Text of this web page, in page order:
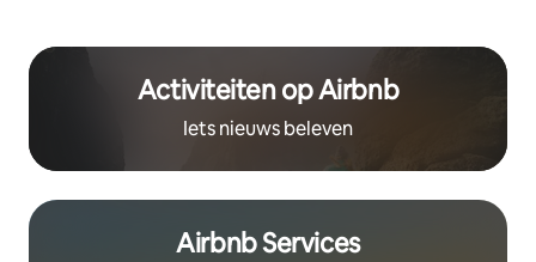
Activiteiten op Airbnb
Iets nieuws beleven
Airbnb Services